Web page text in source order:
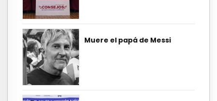
Muere el papá de Messi